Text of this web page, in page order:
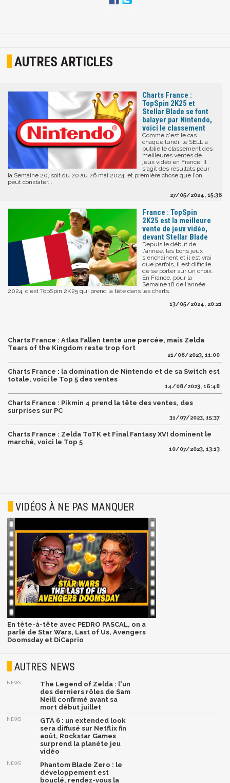
AUTRES ARTICLES
Charts France :
TopSpin 2K25 et
Stellar Blade se font
balayer par Nintendo,
voici le classement
Comme c'est le cas
chaque lundi, le SELL a
publié le classement des
meilleures ventes de
jeux vidéo en France. Il
s'agit des résultats pour
la Semaine 20, soit du 20 au 26 mai 2024, et première chose que l'on
peut constater...
27/05/2024, 15:36
France : TopSpin
2K25 est la meilleure
vente de jeux vidéo,
devant Stellar Blade
Depuis le début de
l'année, les bons jeux
s'enchaînent et il est vrai
que parfois, il est difficile
de se porter sur un choix.
En France, pour la
Semaine 18 de l'année
2024, c'est TopSpin 2K25 qui prend la tête dans les charts.
13/05/2024, 20:21
Charts France : Atlas Fallen tente une percée, mais Zelda
Tears of the Kingdom reste trop fort
21/08/2023, 11:00
Charts France : la domination de Nintendo et de sa Switch est
totale, voici le Top 5 des ventes
14/08/2023, 16:48
Charts France : Pikmin 4 prend la tête des ventes, des
surprises sur PC
31/07/2023, 15:37
Charts France : Zelda ToTK et Final Fantasy XVI dominent le
marché, voici le Top 5
10/07/2023, 13:13
VIDÉOS À NE PAS MANQUER
En tête-à-tête avec PEDRO PASCAL, on a
parlé de Star Wars, Last of Us, Avengers
Doomsday et DiCaprio
AUTRES NEWS
NEWS
The Legend of Zelda : l'un
des derniers rôles de Sam
Neill confirmé avant sa
mort début juillet
NEWS
GTA 6 : un extended look
sera diffusé sur Netflix fin
août, Rockstar Games
surprend la planète jeu
vidéo
NEWS
Phantom Blade Zero : le
développement est
bouclé, rendez-vous la